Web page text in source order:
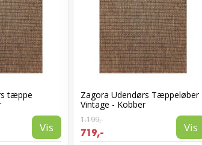
tæppe
Vis
Zagora Udendørs Tæppeløber
Vintage - Kobber
1.199,-
719,- Vis